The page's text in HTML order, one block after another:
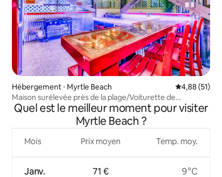
Hébergement ⋅ Myrtle Beach Évaluation
4,88 (51)
Maison surélevée près de la plage/Voiturette de
golf/Jacuzzi/Arcade/BAR
Quel est le meilleur moment pour visiter
Myrtle Beach ?
Mois
Janv.
Prix moyen
71 €
Temp. moy.
9 °C